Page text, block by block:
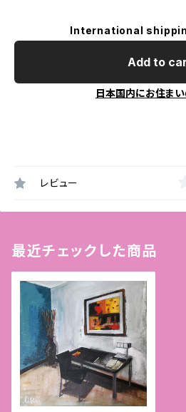
International
Add to
日本国内にお住ま
レビュー
最近チェックした商品